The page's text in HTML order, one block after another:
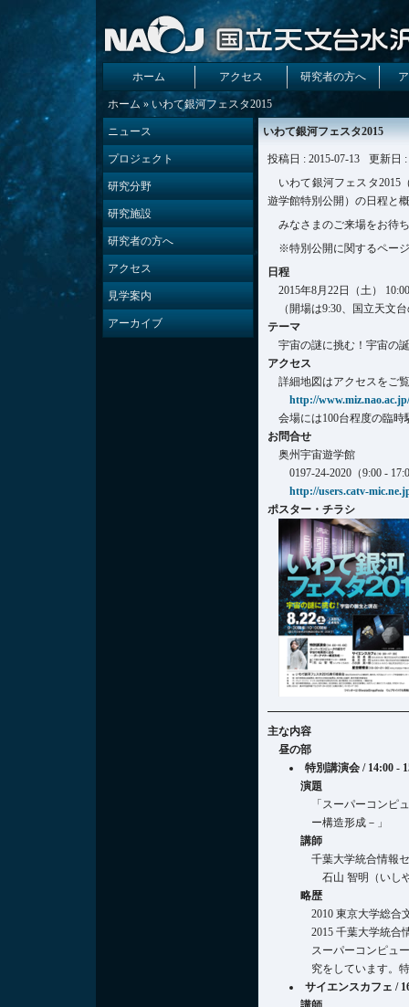
ホーム アクセス 研究者の方へ
ホーム » いわて銀河フェスタ2015
ニュース
プロジェクト
研究分野
研究施設
研究者の方へ
アクセス
見学案内
アーカイブ
いわて銀河フェスタ2015
投稿日 : 2015-07-13
更新日 :
いわて銀河フェスタ2015
遊学館特別公開）の日程と
みなさまのご来場をお待
※特別公開に関するペー
日程
2015年8月22日（土）
（開場は9:30、国立天文
テーマ
宇宙の謎に挑む！宇宙の
アクセス
詳細地図はアクセスをご
http://
会場には100台程度の臨
お問合せ
奥州宇宙遊学館
0197-24-2020 （9:00 -
http://users.catv-
ポスター・チラシ
主な内容
昼の部
特別講演会 / 14:00 -
演題
「スーパーコンピ
ー構造形成－」
講師
千葉大学統合情報
石山 智明（いし
略歴
2010 東京大学総合
2015 千葉大学統合
スーパーコンピュ
究をしています。
サイエンスカフェ /